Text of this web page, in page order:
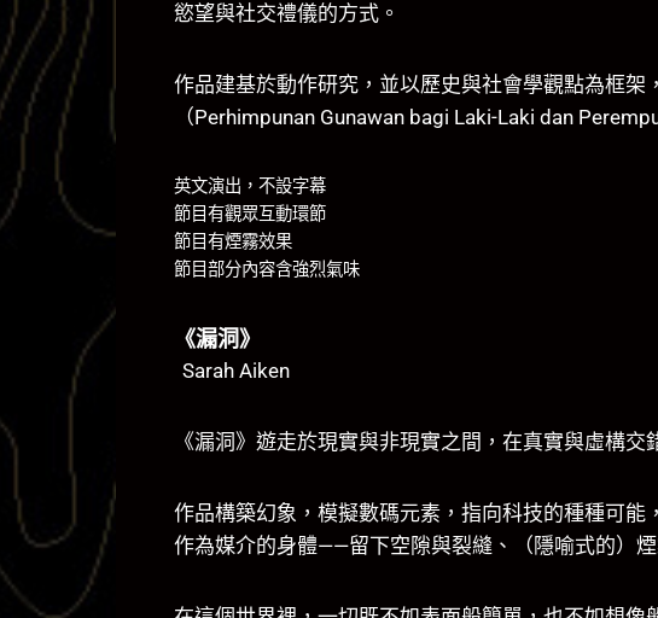
慾望與社交禮儀的方式。
作品建基於動作研究，並以歷史與社會學觀點為框架
（Perhimpunan Gunawan bagi Laki-Laki dan
英文演出，不設字幕
節目有觀眾互動環節
節目有煙霧效果
節目部分內容含強烈氣味
《漏洞》
Sarah Aiken
《漏洞》遊走於現實與非現實之間，在真實與虛構交
作品構築幻象，模擬數碼元素，指向科技的種種可
作為媒介的身體——留下空隙與裂縫、（隱喻式的）煙